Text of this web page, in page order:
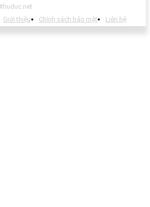
Giới thiệu Chính sách bảo mật Liên hệ